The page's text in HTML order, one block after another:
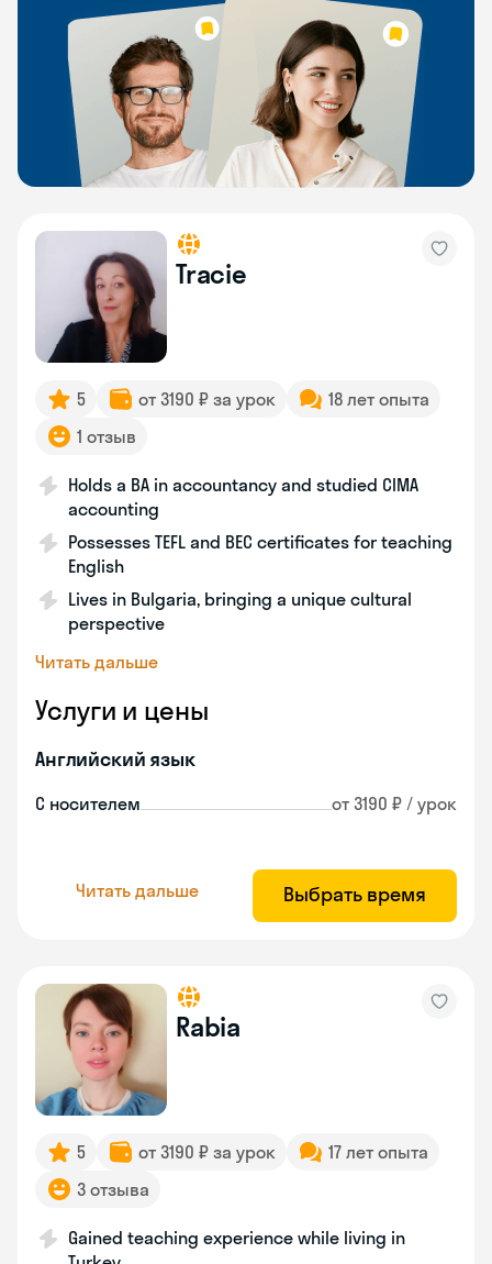
Tracie
5 от 3190 ₽ за урок
18 лет опыта
1 отзыв
Holds a BA in accountancy and studied CIMA
accounting
Possesses TEFL and BEC certificates for teaching
English
Lives in Bulgaria, bringing a unique cultural
perspective
Читать дальше
Услуги и цены
Английский язык
С носителем от 3190 ₽ / урок
Читать дальше Выбрать время
Rabia
5 от 3190 ₽ за урок
17 лет опыта
3 отзыва
Gained teaching experience while living in